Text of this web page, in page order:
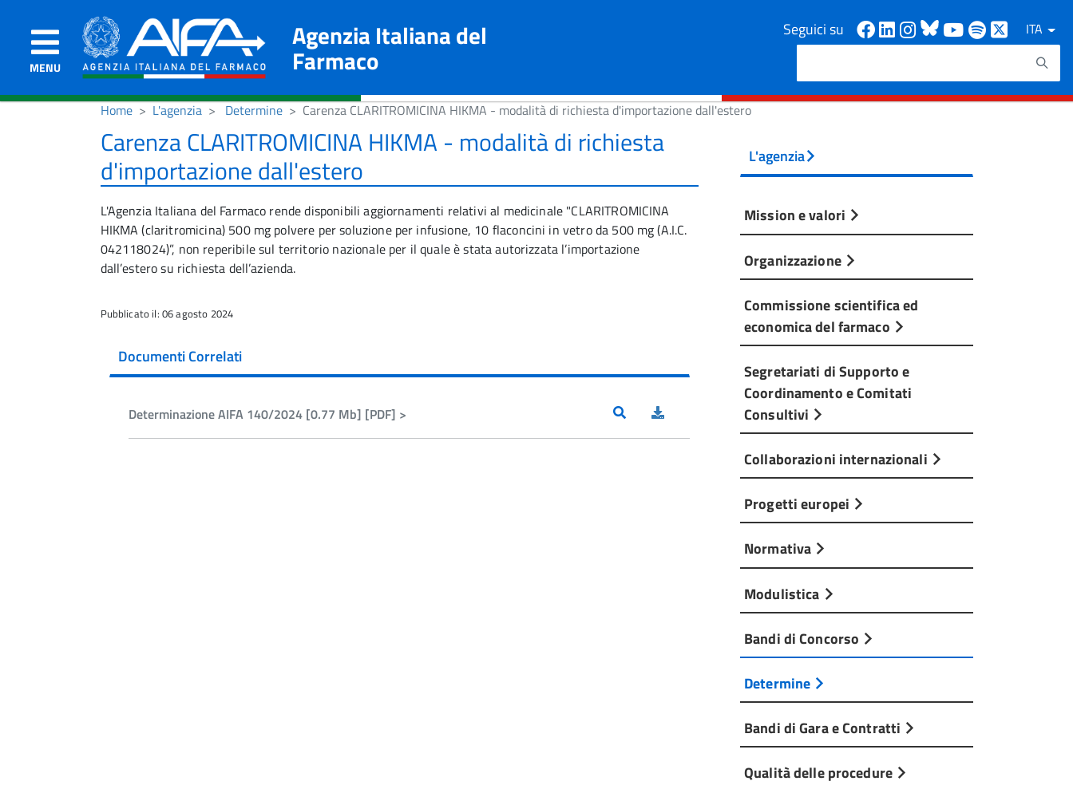
MENU
Agenzia Italiana del
Farmaco
Seguici su Facebook
Linkedin
Instagram
Bluesky
Youtube
Spotify
ITA
Cerca
Home L'agenzia Determine Carenza CLARITROMICINA HIKMA - modalità di richiesta d'importazione dall'estero
Carenza CLARITROMICINA HIKMA - modalità di richiesta
d'importazione dall'estero
L'Agenzia Italiana del Farmaco rende disponibili aggiornamenti relativi al medicinale "CLARITROMICINA
HIKMA (claritromicina) 500 mg polvere per soluzione per infusione, 10 flaconcini in vetro da 500 mg (A.I.C.
042118024)”, non reperibile sul territorio nazionale per il quale è stata autorizzata l’importazione
dall’estero su richiesta dell’azienda.
Pubblicato il: 06 agosto 2024
Documenti Correlati
Determinazione AIFA 140/2024 [0.77 Mb] [PDF] >
L'agenzia
Mission e valori
Organizzazione
Commissione scientifica ed
economica del farmaco
Segretariati di Supporto e
Coordinamento e Comitati
Consultivi
Collaborazioni internazionali
Progetti europei
Normativa
Modulistica
Bandi di Concorso
Determine
Bandi di Gara e Contratti
Qualità delle procedure